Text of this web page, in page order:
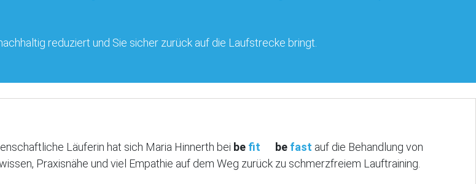
reduziert und Sie sicher zurück auf die Laufstrecke bringt.
Läuferin hat sich Maria Hinnerth bei be fit be fast auf die Behandlung von
Praxisnähe und viel Empathie auf dem Weg zurück zu schmerzfreiem Lauftraining.